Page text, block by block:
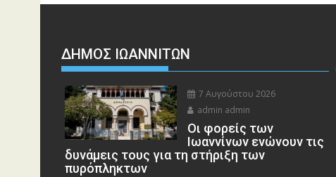
ΔΗΜΟΣ ΙΩΑΝΝΙΤΩΝ
7 Αυγούστου 2026
admin admin
Οι φορείς των
Ιωαννίνων ενώνουν τις
δυνάμεις τους για τη στήριξη των
πυρόπληκτων